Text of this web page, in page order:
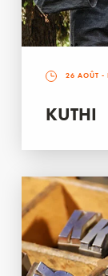
26 AOÛT -
KUTHI